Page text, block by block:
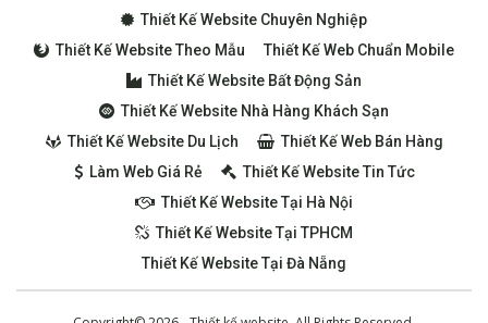
Thiết Kế Website Chuyên Nghiệp
Thiết Kế Website Theo Mẫu
Thiết Kế Web Chuẩn Mobile
Thiết Kế Website Bất Động Sản
Thiết Kế Website Nhà Hàng Khách Sạn
Thiết Kế Website Du Lịch
Thiết Kế Web Bán Hàng
Làm Web Giá Rẻ
Thiết Kế Website Tin Tức
Thiết Kế Website Tại Hà Nội
Thiết Kế Website Tại TPHCM
Thiết Kế Website Tại Đà Nẵng